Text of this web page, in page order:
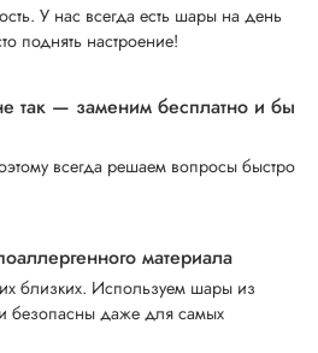
У нас всегда есть шары на день
поднять настроение!
так — заменим бесплатно и бы
всегда решаем вопросы быстро
материала
близких. Используем шары из
безопасны даже для самых